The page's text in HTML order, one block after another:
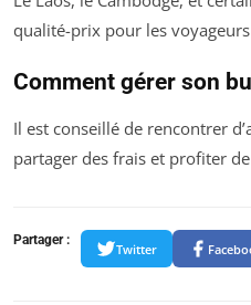
qualité-prix pour les
Comment gérer son
Il est conseillé de rencontrer
partager des frais et profiter
Partager :
Twitter